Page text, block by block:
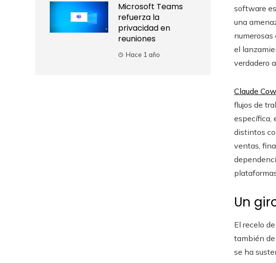
software
una
el
verdadero
Claude
flujos de
específica,
distintos
ventas,
Un
El recelo de
también
se ha
Microsoft Teams
refuerza la
privacidad en
reuniones
Hace 1 año